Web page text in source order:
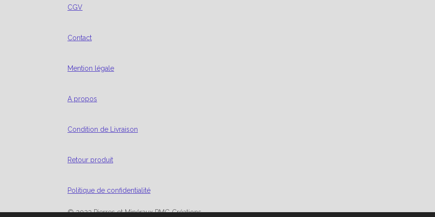
CGV
Contact
Mention légale
A propos
Condition de Livraison
Retour produit
Politique de confidentialité
© 2023 Pierres et Minéraux PMG Créations